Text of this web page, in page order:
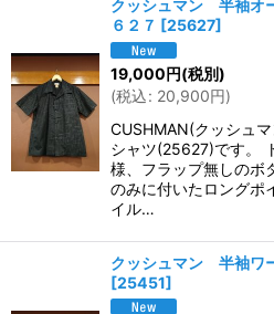
クッシュマン 半袖オ
６２７ [25627]
19,000円(税別)
(税込: 20,900円)
CUSHMAN(クッシュ
シャツ(25627)です。
様、フラップ無しのボ
のみに付いたロングポ
イル…
クッシュマン 半袖ワ
[25451]